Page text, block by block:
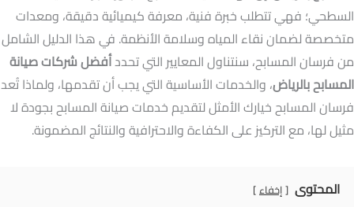
السطحي؛ فهي تتطلب خبرة فنية، معرفة كيميائية دقيقة، ومعدات
متخصصة لضمان نقاء المياه وسلامة الأنظمة. في هذا الدليل الشامل
من فرسان المسابح، سنتناول المعايير التي تحددأفضل شركات صيانة
المسابح بالرياض، والخدمات الأساسية التي يجب أن تقدمها، ولماذا تُعد
فرسان المسابح خيارك الأمثل لتقديم خدمات صيانة المسابح بجودة لا
مثيل لها، مع التركيز على الكفاءة والاحترافية والنتائج المضمونة.
المحتوى إخفاء